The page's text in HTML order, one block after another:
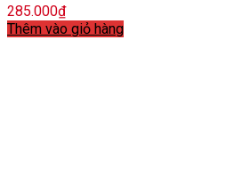
285.000₫
Thêm vào giỏ hàng